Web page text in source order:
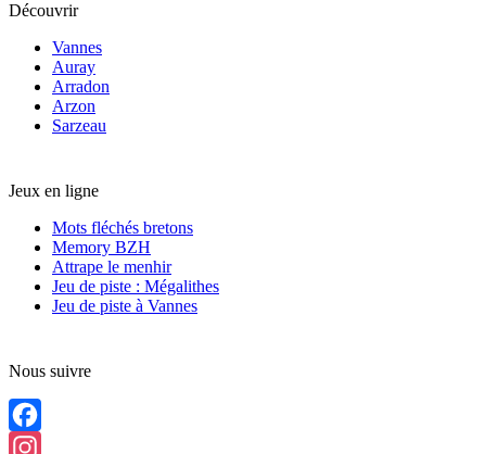
Découvrir
Vannes
Auray
Arradon
Arzon
Sarzeau
Jeux en ligne
Mots fléchés bretons
Memory BZH
Attrape le menhir
Jeu de piste : Mégalithes
Jeu de piste à Vannes
Nous suivre
Facebook